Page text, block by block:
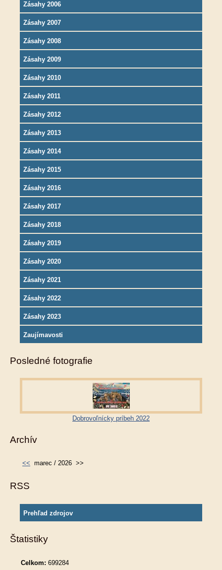
Zásahy 2006
Zásahy 2007
Zásahy 2008
Zásahy 2009
Zásahy 2010
Zásahy 2011
Zásahy 2012
Zásahy 2013
Zásahy 2014
Zásahy 2015
Zásahy 2016
Zásahy 2017
Zásahy 2018
Zásahy 2019
Zásahy 2020
Zásahy 2021
Zásahy 2022
Zásahy 2023
Zaujímavosti
Posledné fotografie
Dobrovoľnícky príbeh 2022
Archív
<< marec / 2026 >>
RSS
Prehľad zdrojov
Štatistiky
Celkom: 699284